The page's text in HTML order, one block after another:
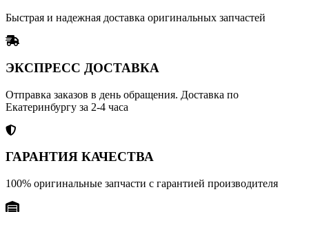
Быстрая и надежная доставка оригинальных запчастей
ЭКСПРЕСС ДОСТАВКА
Отправка заказов в день обращения. Доставка по
Екатеринбургу за 2-4 часа
ГАРАНТИЯ КАЧЕСТВА
100% оригинальные запчасти с гарантией производителя